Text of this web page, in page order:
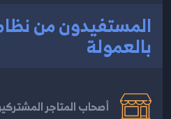
المستفيدون من
بالعمولة
أصحاب المتاجر